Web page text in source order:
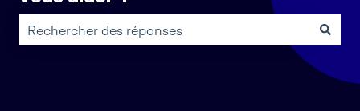
Il n'y a aucune suggestion car le champ de recherche